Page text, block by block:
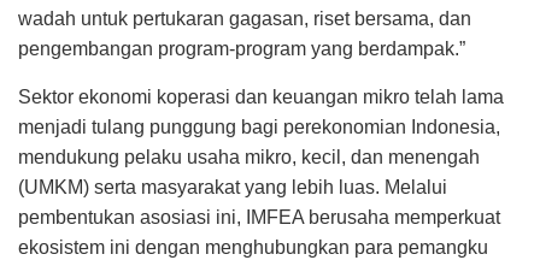
wadah untuk pertukaran gagasan, riset bersama, dan
pengembangan program-program yang berdampak.”
Sektor ekonomi koperasi dan keuangan mikro telah lama
menjadi tulang punggung bagi perekonomian Indonesia,
mendukung pelaku usaha mikro, kecil, dan menengah
(UMKM) serta masyarakat yang lebih luas. Melalui
pembentukan asosiasi ini, IMFEA berusaha memperkuat
ekosistem ini dengan menghubungkan para pemangku